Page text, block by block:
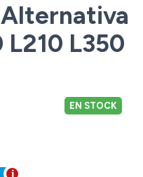
L350
EN STOCK